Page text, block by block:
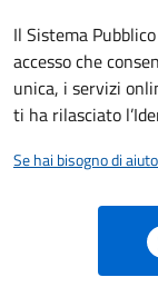
Il Sistema
accesso che
unica, i servizi
ti ha rilasciato
Se hai bisogno di